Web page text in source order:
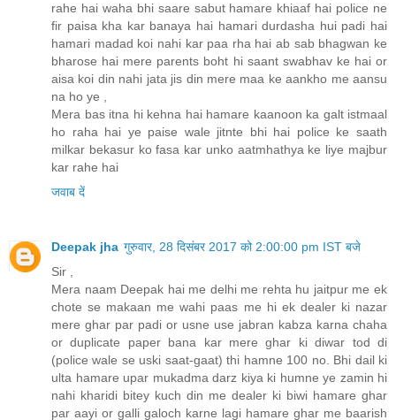
rahe hai waha bhi saare sabut hamare khiaaf hai police ne
fir paisa kha kar banaya hai hamari durdasha hui padi hai
hamari madad koi nahi kar paa rha hai ab sab bhagwan ke
bharose hai mere parents boht hi saant swabhav ke hai or
aisa koi din nahi jata jis din mere maa ke aankho me aansu
na ho ye ,
Mera bas itna hi kehna hai hamare kaanoon ka galt istmaal
ho raha hai ye paise wale jitnte bhi hai police ke saath
milkar bekasur ko fasa kar unko aatmhathya ke liye majbur
kar rahe hai
जवाब दें
Deepak jha गुरुवार, 28 दिसंबर 2017 को 2:00:00 pm IST बजे
Sir ,
Mera naam Deepak hai me delhi me rehta hu jaitpur me ek
chote se makaan me wahi paas me hi ek dealer ki nazar
mere ghar par padi or usne use jabran kabza karna chaha
or duplicate paper bana kar mere ghar ki diwar tod di
(police wale se uski saat-gaat) thi hamne 100 no. Bhi dail ki
ulta hamare upar mukadma darz kiya ki humne ye zamin hi
nahi kharidi bitey kuch din me dealer ki biwi hamare ghar
par aayi or galli galoch karne lagi hamare ghar me baarish